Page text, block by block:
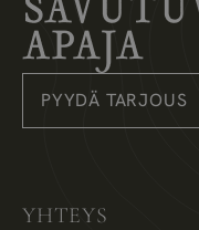
PYYDÄ TARJOUS
YHTEYS